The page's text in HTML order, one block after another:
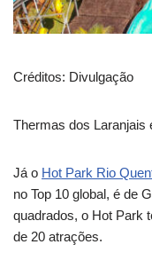
Créditos: Divulgação
Thermas dos Laranjais
Já o Hot Park Rio
no Top 10 global, é de
quadrados, o Hot Park
de 20 atrações.